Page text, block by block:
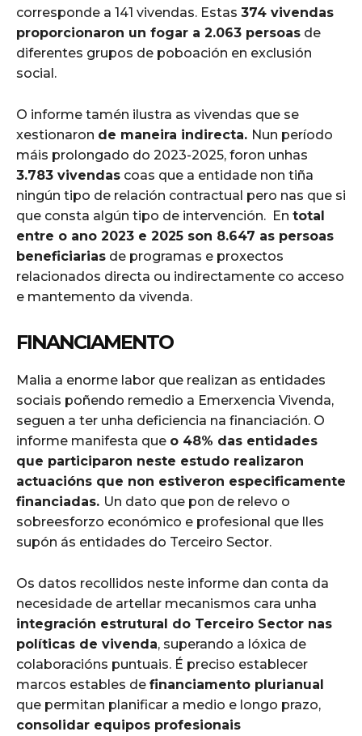
corresponde a 141 vivendas. Estas 374 vivendas
proporcionaron un fogar a 2.063 persoas de
diferentes grupos de poboación en exclusión
social.
O informe tamén ilustra as vivendas que se
xestionaron de maneira indirecta. Nun período
máis prolongado do 2023-2025, foron unhas
3.783 vivendas coas que a entidade non tiña
ningún tipo de relación contractual pero nas que si
que consta algún tipo de intervención. En total
entre o ano 2023 e 2025 son 8.647 as persoas
beneficiarias de programas e proxectos
relacionados directa ou indirectamente co acceso
e mantemento da vivenda.
FINANCIAMENTO
Malia a enorme labor que realizan as entidades
sociais poñendo remedio a Emerxencia Vivenda,
seguen a ter unha deficiencia na financiación. O
informe manifesta que o 48% das entidades
que participaron neste estudo realizaron
actuacións que non estiveron especificamente
financiadas. Un dato que pon de relevo o
sobreesforzo económico e profesional que lles
supón ás entidades do Terceiro Sector.
Os datos recollidos neste informe dan conta da
necesidade de artellar mecanismos cara unha
integración estrutural do Terceiro Sector nas
políticas de vivenda, superando a lóxica de
colaboracións puntuais. É preciso establecer
marcos estables de financiamento plurianual
que permitan planificar a medio e longo prazo,
consolidar equipos profesionais